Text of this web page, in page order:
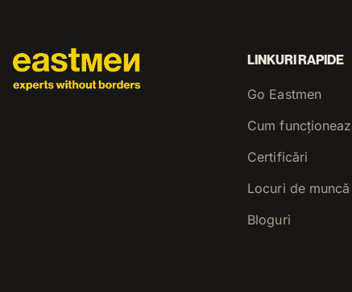
LINKURI RAPIDE
Go Eastmen
Cum
Certificări
Locuri de
Bloguri